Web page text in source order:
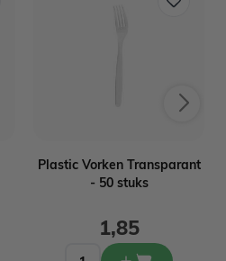
Plastic Vorken Transparant
- 50 stuks
1,85